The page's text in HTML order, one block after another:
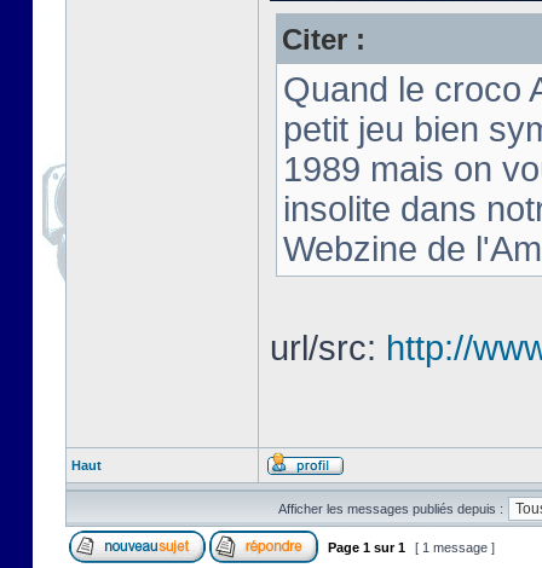
Citer :
Quand le croco
petit jeu bien
1989 mais on
insolite dans
Webzine de
url/src: http://
Haut
Afficher les messages publiés depuis :
Page 1 sur1 [ 1 message ]